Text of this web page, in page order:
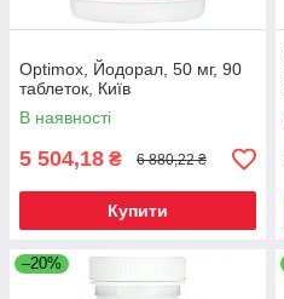
Optimox, Йодорал, 50 мг, 90
таблеток, Київ
В наявності
5 504,18 ₴ 6 880,22 ₴
Купити
–20%